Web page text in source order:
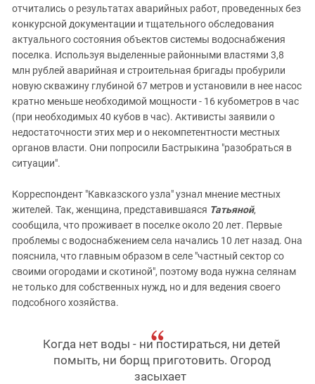
отчитались о результатах аварийных работ, проведенных без
конкурсной документации и тщательного обследования
актуального состояния объектов системы водоснабжения
поселка. Используя выделенные районными властями 3,8
млн рублей аварийная и строительная бригады пробурили
новую скважину глубиной 67 метров и установили в нее насос
кратно меньше необходимой мощности - 16 кубометров в час
(при необходимых 40 кубов в час). Активисты заявили о
недостаточности этих мер и о некомпетентности местных
органов власти. Они попросили Бастрыкина "разобраться в
ситуации".
Корреспондент "Кавказского узла" узнал мнение местных
жителей. Так, женщина, представившаяся Татьяной,
сообщила, что проживает в поселке около 20 лет. Первые
проблемы с водоснабжением села начались 10 лет назад. Она
пояснила, что главным образом в селе "частный сектор со
своими огородами и скотиной", поэтому вода нужна селянам
не только для собственных нужд, но и для ведения своего
подсобного хозяйства.
Когда нет воды - ни постираться, ни детей
помыть, ни борщ приготовить. Огород
засыхает